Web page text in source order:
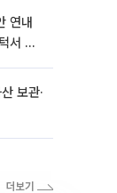
연내
서 제
보관·